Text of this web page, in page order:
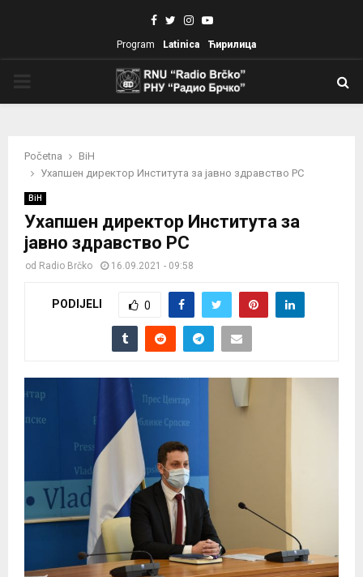
Facebook
TwitterInstagram
Youtube
Program Latinica Ћирилица
Početna
BiH
Ухапшен директор Института за јавно здравство РС
BiH
Ухапшен директор Института за
јавно здравство РС
od Radio Brčko 16.09.2021 - 09:58
PODIJELI 0